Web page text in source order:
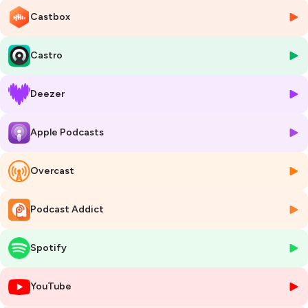
explique comment passer d’une automatisation “bricolée” à une
approche plus fiable et maîtrisée : centralisation des scripts,
sécurisation des changements, tests, traçabilité et collaboration.
Un échange très concret pour comprendre comment industrialiser
progressivement l’automatisation réseau, sans chercher la perfection,
mais en apportant rapidement de la valeur aux équipes.
🎧 Bonne écoute !
Pour aller plus loin, contactez NXO
Hébergé par Ausha. Visitez
pour plus d'informations.
Castbox
Castro
Deezer
Apple Podcasts
Overcast
Podcast Addict
Spotify
YouTube